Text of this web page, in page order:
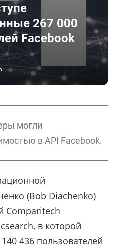
267 000
Facebook
могли
в API Facebook.
(Bob Diachenko)
Comparitech
в которой
436 пользователей